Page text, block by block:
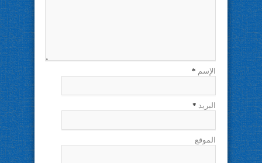
الإسم *
البريد *
الموقع